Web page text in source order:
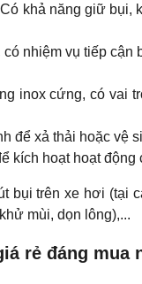
khả năng giữ bụi,
nhiệm vụ tiếp cận
inox cứng, có vai
để xả thải hoặc vệ
kích hoạt hoạt động
bụi trên xe hơi (tại
mùi, dọn lông),...
rẻ đáng mua